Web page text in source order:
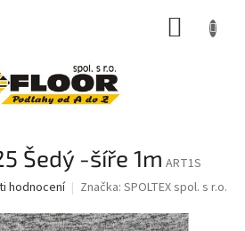
Šedý -šíře 1m ART1S
hodnocení Značka: SPOLTEX spol. s r.o.